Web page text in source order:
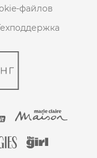
файлов